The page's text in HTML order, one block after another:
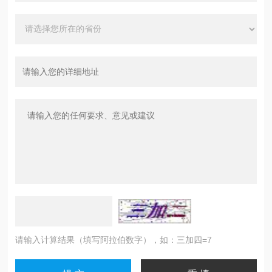
请输入计算结果（填写阿拉伯数字），如：三加四=7